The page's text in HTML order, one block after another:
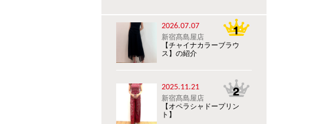
2026.07.07
新宿髙島屋店
【チャイナカラーブラウ
ス】の紹介
2025.11.21
新宿髙島屋店
【オペラシャドープリン
ト】